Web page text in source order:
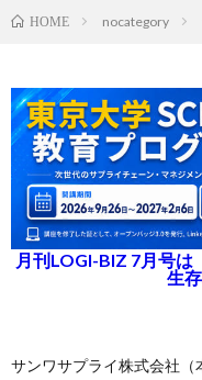
HOME nocategory
月刊LOGI-BIZ 7月号は
生
サンワサプライ株式会社